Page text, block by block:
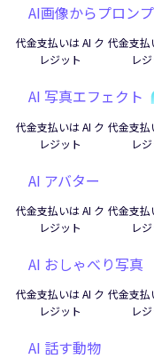
AI画像からプロン
代金支払いは AI ク
レジット
代金支払
レ
AI 写真エフェクト
代金支払いは AI ク
レジット
代金支払
レ
AI アバター
代金支払いは AI ク
レジット
代金支払
レ
AI おしゃべり写真
代金支払いは AI ク
レジット
代金支払
レ
AI 話す動物